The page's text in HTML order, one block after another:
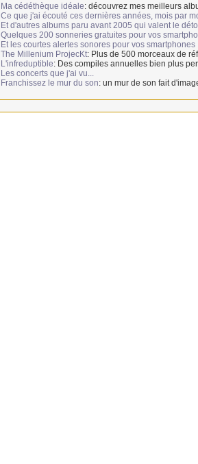
Ma cédéthèque idéale: découvrez mes meilleurs
Ce que j'ai écouté ces dernières années, mois par
Et d'autres albums paru avant 2005 qui valent le
Quelques 200 sonneries gratuites pour vos
Et les courtes alertes sonores pour vos smartphones
The Millenium ProjecKt: Plus de 500 morceaux de
L'infreduptible: Des compiles annuelles bien plus
Les concerts que j'ai vu...
Franchissez le mur du son: un mur de son fait